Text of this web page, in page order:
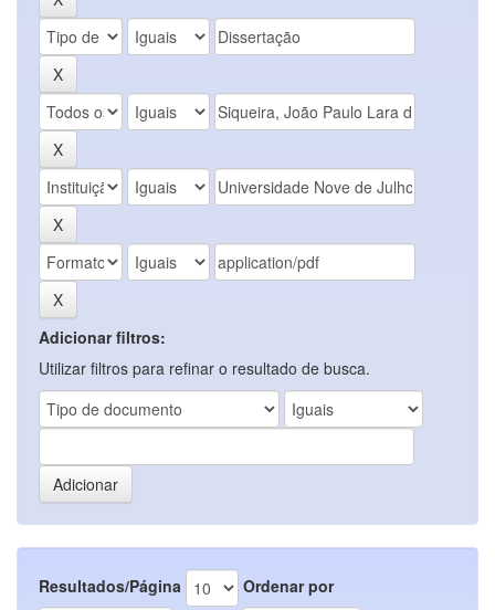
Adicionar filtros:
Utilizar filtros para refinar o resultado de busca.
Resultados/Página Ordenar por